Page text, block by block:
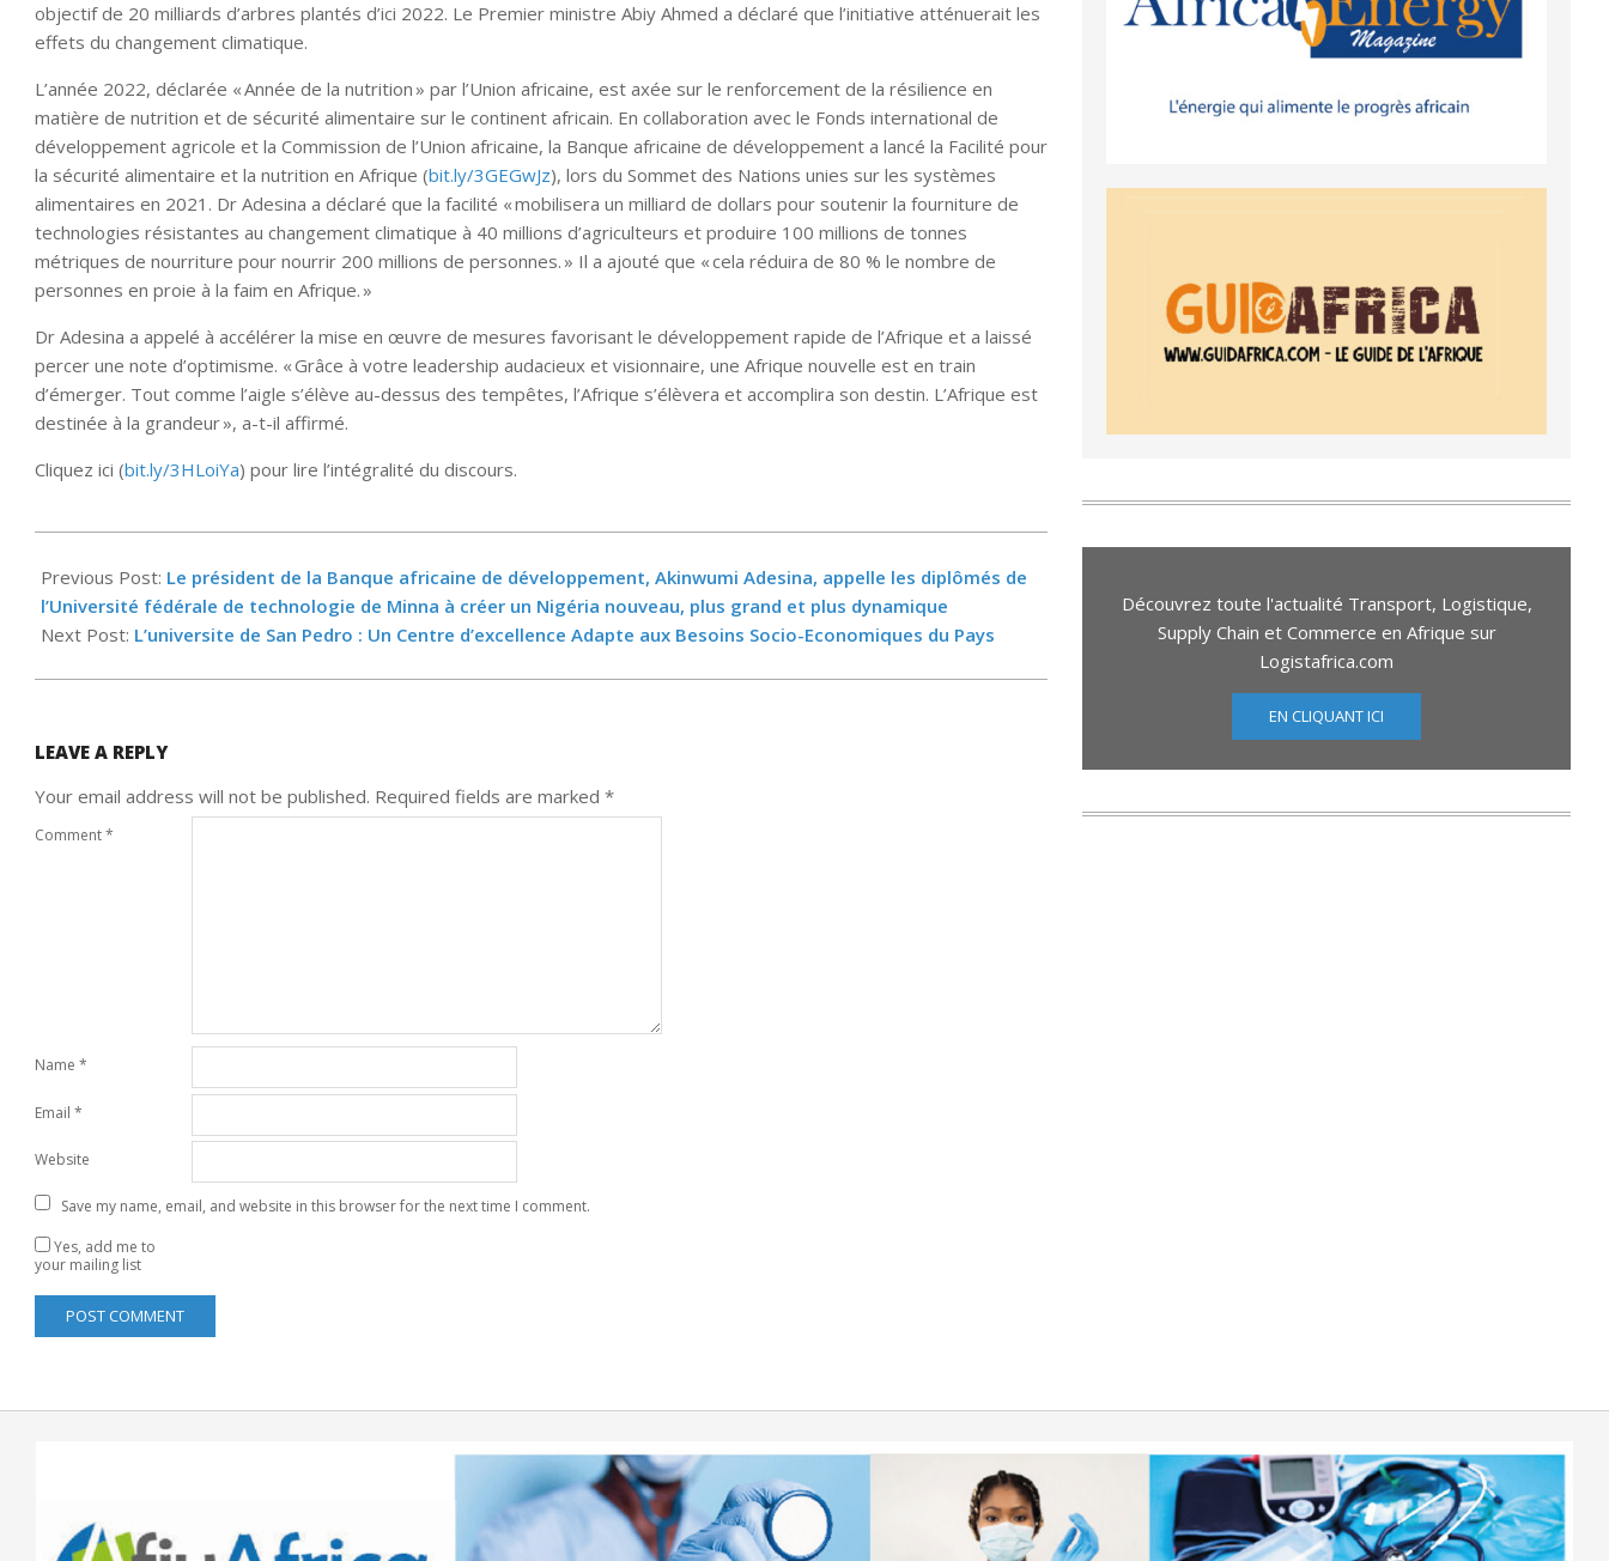
objectif de 20 milliards d’arbres plantés d’ici 2022. Le Premier ministre Abiy Ahmed a déclaré que l’initiative atténuerait les
effets du changement climatique.
L’année 2022, déclarée « Année de la nutrition » par l’Union africaine, est axée sur le renforcement de la résilience en
matière de nutrition et de sécurité alimentaire sur le continent africain. En collaboration avec le Fonds international de
développement agricole et la Commission de l’Union africaine, la Banque africaine de développement a lancé la Facilité pour
la sécurité alimentaire et la nutrition en Afrique (bit.ly/3GEGwJz), lors du Sommet des Nations unies sur les systèmes
alimentaires en 2021. Dr Adesina a déclaré que la facilité « mobilisera un milliard de dollars pour soutenir la fourniture de
technologies résistantes au changement climatique à 40 millions d’agriculteurs et produire 100 millions de tonnes
métriques de nourriture pour nourrir 200 millions de personnes. » Il a ajouté que « cela réduira de 80 % le nombre de
personnes en proie à la faim en Afrique. »
Dr Adesina a appelé à accélérer la mise en œuvre de mesures favorisant le développement rapide de l’Afrique et a laissé
percer une note d’optimisme. « Grâce à votre leadership audacieux et visionnaire, une Afrique nouvelle est en train
d’émerger. Tout comme l’aigle s’élève au-dessus des tempêtes, l’Afrique s’élèvera et accomplira son destin. L’Afrique est
destinée à la grandeur », a-t-il affirmé.
Cliquez ici (bit.ly/3HLoiYa) pour lire l’intégralité du discours.
02-
14
Previous Post: Le président de la Banque africaine de développement, Akinwumi Adesina, appelle les diplômés de
l’Université fédérale de technologie de Minna à créer un Nigéria nouveau, plus grand et plus dynamique
Next Post: L’universite de San Pedro : Un Centre d’excellence Adapte aux Besoins Socio-Economiques du Pays
LEAVE A REPLY
Your email address will not be published. Required fields are marked *
Comment*
Name *
Email *
Website
Save my name, email, and website in this browser for the next time I comment.
Yes, add me to
your mailing list
Découvrez toute l'actualité Transport, Logistique,
Supply Chain et Commerce en Afrique sur
Logistafrica.com
EN CLIQUANT ICI